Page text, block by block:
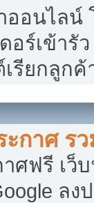
ออนไลน์
อร์เข้ารั
รียกลูกค้
ะกาศ ร
ศฟรี เว็
ลง